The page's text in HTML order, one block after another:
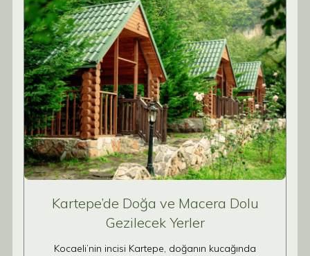
Kartepe’de Doğa ve Macera Dolu
Gezilecek Yerler
Kocaeli’nin incisi Kartepe, doğanın kucağında